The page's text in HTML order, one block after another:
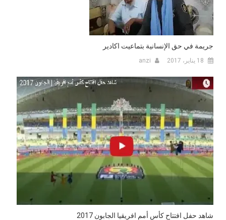
جريمة في حق الإنسانية بتماعيت اكادير
18 يناير، 2017 anzi
شاهد حفل افتتاح كأس أمم افريقيا الجابون 2017